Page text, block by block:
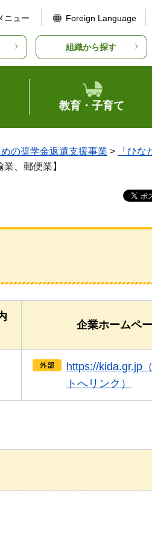
ニュー Foreign Language
組織から探す
教育・子育て
の奨学金返還支援事業 > 「ひ
、郵便業】
企業ホームペ
https://kida.gr.jp
トへリンク）